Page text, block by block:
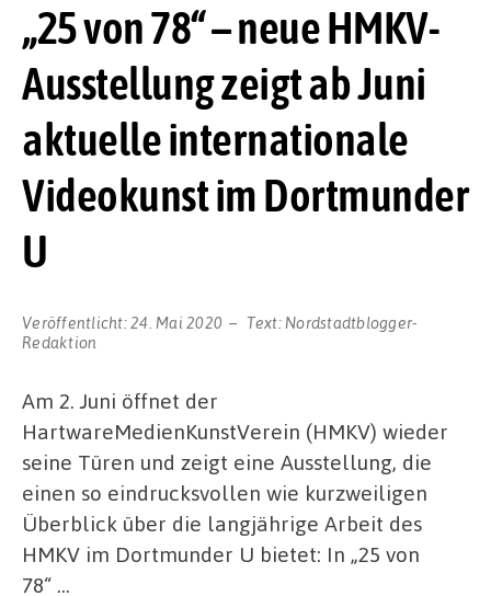
„25 von 78“ – neue HMKV-
Ausstellung zeigt ab Juni
aktuelle internationale
Videokunst im Dortmunder
U
Veröffentlicht:24. Mai 2020 Text: Nordstadtblogger-
Redaktion
Am 2. Juni öffnet der
HartwareMedienKunstVerein (HMKV) wieder
seine Türen und zeigt eine Ausstellung, die
einen so eindrucksvollen wie kurzweiligen
Überblick über die langjährige Arbeit des
HMKV im Dortmunder U bietet: In „25 von
78“ …